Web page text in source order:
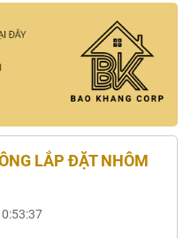
LẮP ĐẶT NHÔM